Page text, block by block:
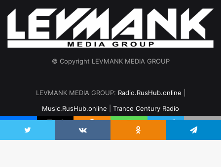
© Copyright LEVMANK MEDIA GROUP
LEVMANK MEDIA GROUP: Radio.RusHub.online
Music.RusHub.online
Trance Century Radio
vk.comOdnoklassniki
Telegram
Twitter VKontakte Odnoklassniki Telegram